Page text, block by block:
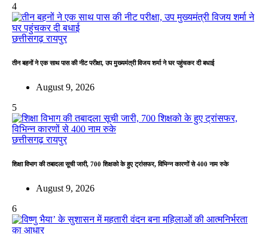
4
छत्तीसगढ़रायपुर
तीन बहनों ने एक साथ पास की नीट परीक्षा, उप मुख्यमंत्री विजय शर्मा ने घर पहुंचकर दी बधाई
August 9, 2026
5
छत्तीसगढ़रायपुर
शिक्षा विभाग की तबादला सूची जारी, 700 शिक्षको के हुए ट्रांसफर, विभिन्न कारणों से 400 नाम रुके
August 9, 2026
6